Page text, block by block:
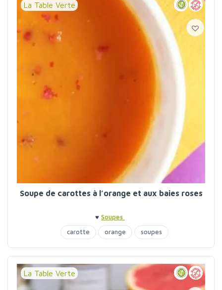
La Table Verte
Soupe de carottes à l’orange et aux baies roses
♥ Soupes
carotte
orange soupes
La Table Verte